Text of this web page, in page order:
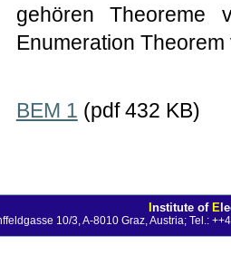
gehören
Enumeration Theorem
BEM 1 (pdf 432 KB)
Institute of E
10/3, A-8010 Graz, Austria; Tel.: